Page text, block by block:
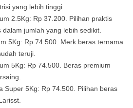
yang lebih tinggi.
2.5Kg: Rp 37.200. Pilihan praktis
jumlah yang lebih sedikit.
5Kg: Rp 74.500. Merk beras ternama
teruji.
5Kg: Rp 74.500. Beras premium
Super 5Kg: Rp 74.500. Pilihan beras